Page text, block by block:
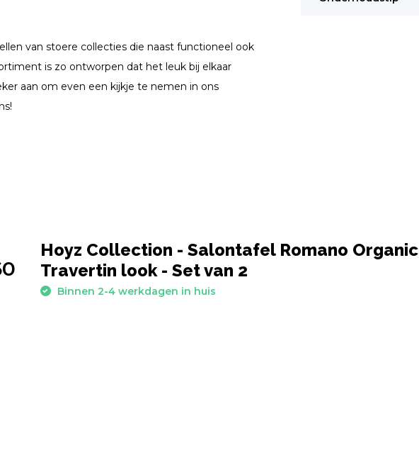
van stoere collecties die naast functioneel ook
is zo ontworpen dat het leuk bij elkaar
aan om even een kijkje te nemen in ons
Hoyz Collection - Salontafel Romano Organic
Travertin look - Set van 2
Binnen 2-4 werkdagen in huis